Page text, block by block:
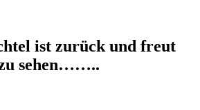
ist zurück und freut
sehen……..